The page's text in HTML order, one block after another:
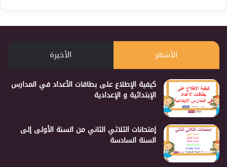
الأشهر الأخيرة
كيفية الإطلاع على بطاقات الأعداد في المدارس
الإبتدائية و الإعدادية
إمتحانات الثلاثي الثاني من السنة الأولى إلى
السنة السادسة